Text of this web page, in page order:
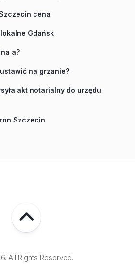
cena
Gdańsk
a?
na grzanie?
akt notarialny do urzędu
Szczecin
All Rights Reserved.